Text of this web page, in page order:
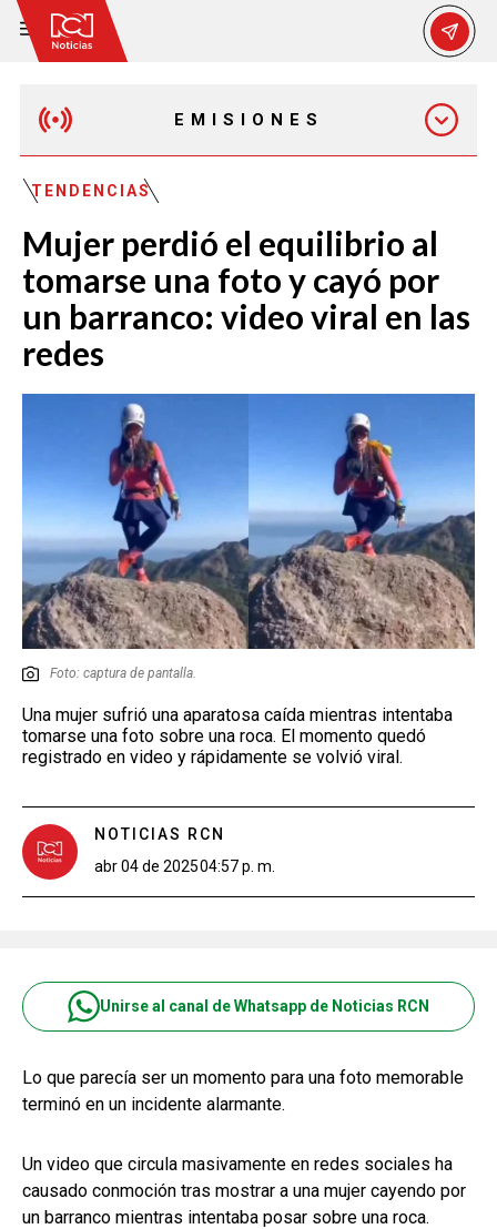
EMISIONES
EMISIÓN 12:30 PM
EMISIÓN 7:00 PM
TENDENCIAS
Mujer perdió el equilibrio al
tomarse una foto y cayó por
un barranco: video viral en las
redes
Foto: captura de pantalla.
Una mujer sufrió una aparatosa caída mientras intentaba
tomarse una foto sobre una roca. El momento quedó
registrado en video y rápidamente se volvió viral.
NOTICIAS RCN
abr 04 de 202504:57 p. m.
Unirse al canal de Whatsapp de Noticias RCN
Lo que parecía ser un momento para una foto memorable
terminó en un incidente alarmante.
Un video que circula masivamente en redes sociales ha
causado conmoción tras mostrar a una mujer cayendo por
un barranco mientras intentaba posar sobre una roca.